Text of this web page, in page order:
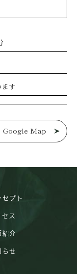
す
Google Map
セプト
ス
紹介
らせ